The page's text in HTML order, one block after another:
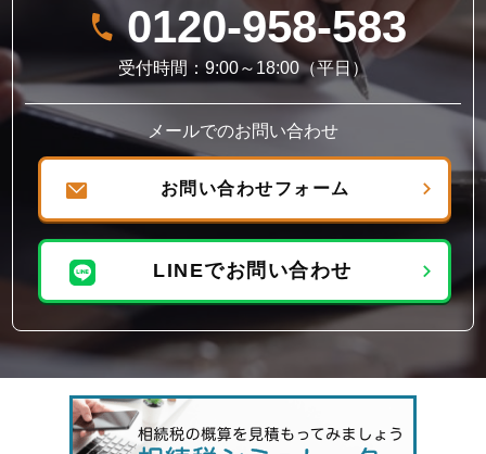
0120-958-583
受付時間：9:00～18:00（平日）
メールでのお問い合わせ
お問い合わせフォーム
LINEでお問い合わせ